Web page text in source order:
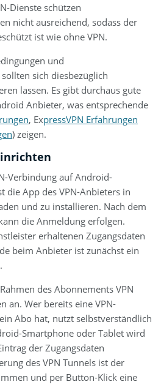
Dienste schützen
nicht ausreichend, sodass der
ist wie ohne VPN.
und
sich diesbezüglich
lassen. Es gibt durchaus gute
Anbieter, was entsprechende
, ExpressVPN Erfahrungen
) zeigen.
Verbindung auf Android-
die App des VPN-Anbieters in
und zu installieren. Nach dem
die Anmeldung erfolgen.
erhaltenen Zugangsdaten
beim Anbieter ist zunächst ein
des Abonnements VPN
an. Wer bereits eine VPN-
Abo hat, nutzt selbstverständlich
Smartphone oder Tablet wird
der Zugangsdaten
des VPN Tunnels ist der
und per Button-Klick eine